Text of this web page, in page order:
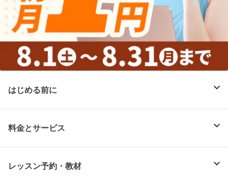
はじめる前に
料金とサービス
レッスン予約・教材